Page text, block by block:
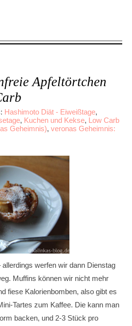
Apfeltörtchen
Hashimoto Diät - Eiweißtage,
, Kuchen und Kekse, Low Carb
Geheimnis), veronas Geheimnis:
werfen wir dann Dienstag
Muffins können wir nicht mehr
fiese Kalorienbomben, also gibt es
Tartes zum Kaffee. Die kann man
backen, und 2-3 Stück pro